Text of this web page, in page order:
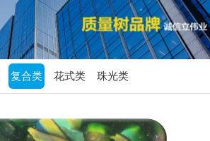
复合类 花式类 珠光类